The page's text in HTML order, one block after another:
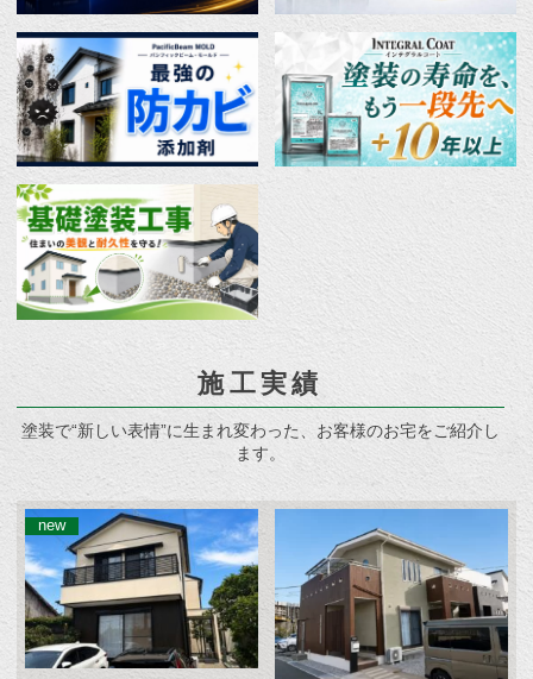
施工実績
塗装で“新しい表情”に生まれ変わった、お客様のお宅をご紹介し
ます。